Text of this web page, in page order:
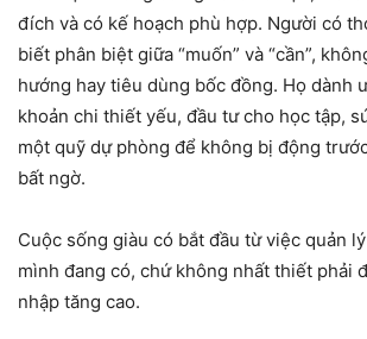
đích và có kế hoạch phù hợp. Người có
biết phân biệt giữa “muốn” và “cần”,
hướng hay tiêu dùng bốc đồng. Họ dành
khoản chi thiết yếu, đầu tư cho học tập,
một quỹ dự phòng để không bị động
bất ngờ.
Cuộc sống giàu có bắt đầu từ việc quản
mình đang có, chứ không nhất thiết phải
nhập tăng cao.